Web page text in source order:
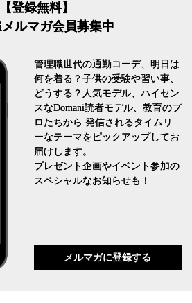
【登録無料】
ルマガ会員募集中
管理職世代の通勤コーデ、明日は
何を着る？子供の受験や習い事、
どうする？人気モデル、ハイセン
スなDomani読者モデル、教育のプ
ロたちから 発信されるタイムリ
ーなテーマをピックアップしてお
届けします。
プレゼント企画やイベント参加の
スペシャルなお知らせも！
メルマガに登録する